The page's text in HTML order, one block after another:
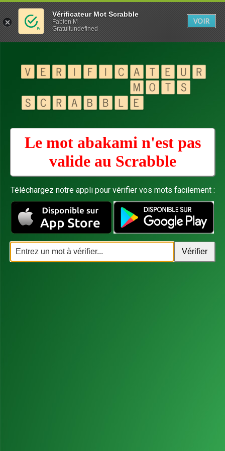
Le mot abakami n'est pas
valide au Scrabble
Téléchargez notre appli pour vérifier vos mots facilement :
Vérificateur Mot Scrabble
Fabien M
Gratuitundefined
VOIR